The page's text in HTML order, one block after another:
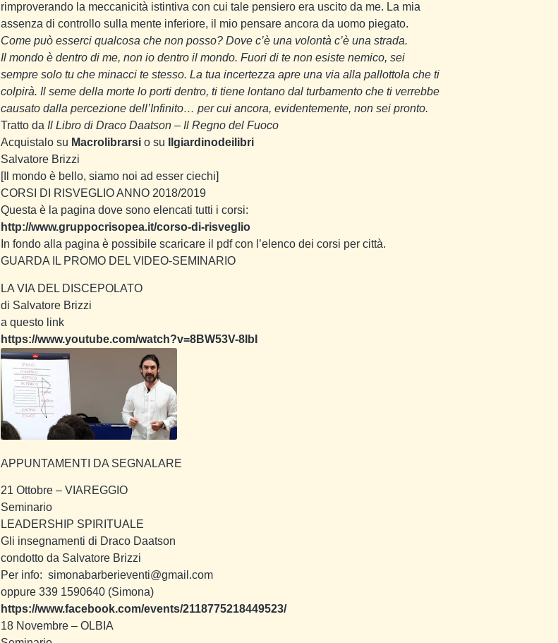
rimproverando la meccanicità istintiva con cui tale pensiero era uscito da me. La mia
assenza di controllo sulla mente inferiore, il mio pensare ancora da uomo piegato.
Come può esserci qualcosa che non posso? Dove c’è una volontà c’è una strada.
Il mondo è dentro di me, non io dentro il mondo. Fuori di te non esiste nemico, sei
sempre solo tu che minacci te stesso. La tua incertezza apre una via alla pallottola che ti
colpirà. Il seme della morte lo porti dentro, ti tiene lontano dal turbamento che ti verrebbe
causato dalla percezione dell’Infinito… per cui ancora, evidentemente, non sei pronto.
Tratto da Il Libro di Draco Daatson – Il Regno del Fuoco
Acquistalo su Macrolibrarsio su
Ilgiardinodeilibri
Salvatore Brizzi
[Il mondo è bello, siamo noi ad esser ciechi]
CORSI DI RISVEGLIO ANNO 2018/2019
Questa è la pagina dove sono elencati tutti i corsi:
http://www.gruppocrisopea.it/corso-di-risveglio
In fondo alla pagina è possibile scaricare il pdf con l’elenco dei corsi per città.
GUARDA IL PROMO DEL VIDEO-SEMINARIO
LA VIA DEL DISCEPOLATO
di Salvatore Brizzi
a questo link
https://www.youtube.com/watch?v=8BW53V-8IbI
APPUNTAMENTI DA SEGNALARE
21 Ottobre – VIAREGGIO
Seminario
LEADERSHIP SPIRITUALE
Gli insegnamenti di Draco Daatson
condotto da Salvatore Brizzi
Per info: simonabarberieventi@gmail.com
oppure 339 1590640 (Simona)
https://www.facebook.com/events/2118775218449523/
18 Novembre – OLBIA